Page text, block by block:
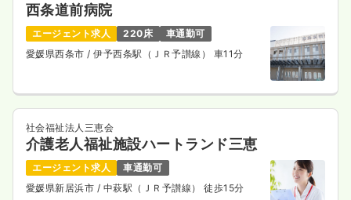
西条道前病院
エージェント求人 220床
車通勤可
愛媛県西条市/ 伊予西条駅（ＪＲ予讃線） 車11分
社会福祉法人三恵会
介護老人福祉施設ハートランド三恵
エージェント求人
車通勤可
愛媛県新居浜市 / 中萩駅（ＪＲ予讃線） 徒歩15分